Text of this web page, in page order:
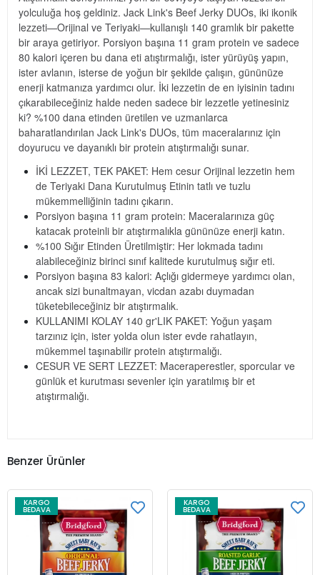
yolculuğa hoş geldiniz. Jack Link's Beef Jerky DUOs, iki ikonik
lezzeti—Orijinal ve Teriyaki—kullanışlı 140 gramlık bir pakette
bir araya getiriyor. Porsiyon başına 11 gram protein ve sadece
80 kalori içeren bu dana eti atıştırmalığı, ister yürüyüş yapın,
ister avlanın, isterse de yoğun bir şekilde çalışın, gününüze
enerji katmanıza yardımcı olur. İki lezzetin de en iyisinin tadını
çıkarabileceğiniz halde neden sadece bir lezzetle yetinesiniz
ki? %100 dana etinden üretilen ve uzmanlarca
baharatlandırılan Jack Link's DUOs, tüm maceralarınız için
doyurucu ve dayanıklı bir protein atıştırmalığı sunar.
İKİ LEZZET, TEK PAKET: Hem cesur Orijinal lezzetin hem
de Teriyaki Dana Kurutulmuş Etinin tatlı ve tuzlu
mükemmelliğinin tadını çıkarın.
Porsiyon başına 11 gram protein: Maceralarınıza güç
katacak proteinli bir atıştırmalıkla gününüze enerji katın.
%100 Sığır Etinden Üretilmiştir: Her lokmada tadını
alabileceğiniz birinci sınıf kalitede kurutulmuş sığır eti.
Porsiyon başına 83 kalori: Açlığı gidermeye yardımcı olan,
ancak sizi bunaltmayan, vicdan azabı duymadan
tüketebileceğiniz bir atıştırmalık.
KULLANIMI KOLAY 140 gr'LIK PAKET: Yoğun yaşam
tarzınız için, ister yolda olun ister evde rahatlayın,
mükemmel taşınabilir protein atıştırmalığı.
CESUR VE SERT LEZZET: Maceraperestler, sporcular ve
günlük et kurutması sevenler için yaratılmış bir et
atıştırmalığı.
Benzer Ürünler
KARGO
BEDAVA
KARGO
BEDAVA